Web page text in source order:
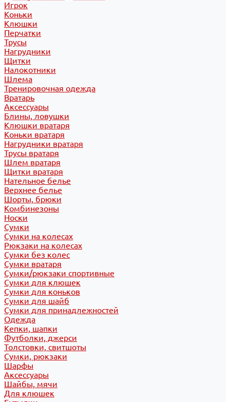
Игрок
Коньки
Клюшки
Перчатки
Трусы
Нагрудники
Щитки
Налокотники
Шлема
Тренировочная одежда
Вратарь
Аксессуары
Блины, ловушки
Клюшки вратаря
Коньки вратаря
Нагрудники вратаря
Трусы вратаря
Шлем вратаря
Щитки вратаря
Нательное белье
Верхнее белье
Шорты, брюки
Комбинезоны
Носки
Сумки
Сумки на колесах
Рюкзаки на колесах
Сумки без колес
Сумки вратаря
Сумки/рюкзаки спортивные
Сумки для клюшек
Сумки для коньков
Сумки для шайб
Сумки для принадлежностей
Одежда
Кепки, шапки
Футболки, джерси
Толстовки, свитшоты
Сумки, рюкзаки
Шарфы
Аксессуары
Шайбы, мячи
Для клюшек